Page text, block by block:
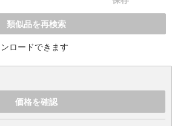
類似品を再検索
ロードできます
価格を確認